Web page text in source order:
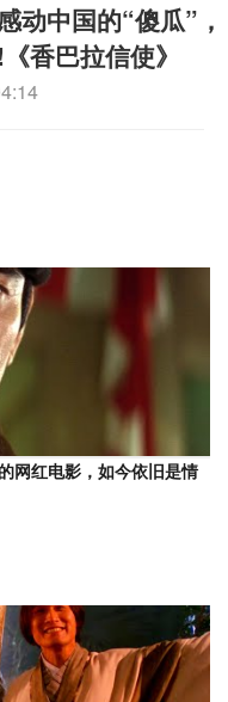
动中国的“傻瓜”，
香巴拉信使》
网红电影，如今依旧是情